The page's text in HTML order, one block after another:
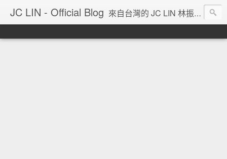
JC LIN - Official Blog 來自台灣的 JC LIN 林振宇 的部落格